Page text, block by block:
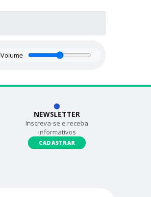
Volume
NEWSLETTER
Inscreva-se e receba
informativos
CADASTRAR